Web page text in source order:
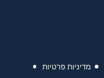
מדיניות פרטיות